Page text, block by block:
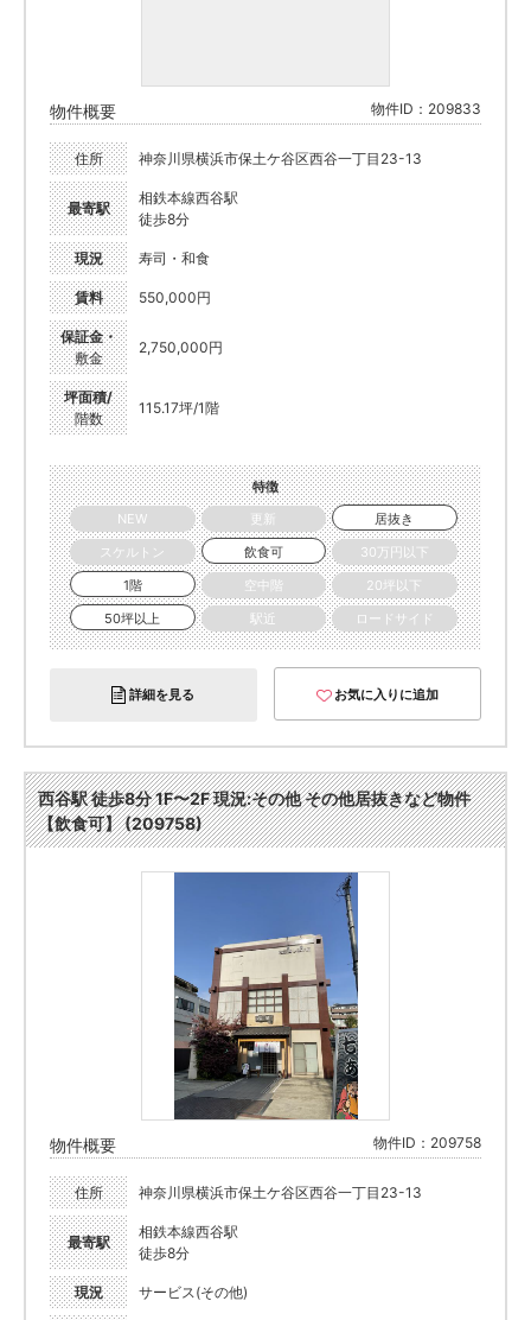
物件概要 物件ID：209833
住所 神奈川県横浜市保土ケ谷区西谷一丁目23-13
最寄駅
相鉄本線西谷駅
徒歩8分
現況 寿司・和食
賃料 550,000円
保証金・
敷金
2,750,000円
坪面積/
階数
115.17坪/1階
特徴
NEW
更新
居抜き
スケルトン
飲食可
30万円以下
1階
空中階
20坪以下
50坪以上
駅近 ロードサイド
詳細を見る お気に入りに追加
西谷駅 徒歩8分 1F〜2F 現況:その他 その他居抜きなど物件
【飲食可】 (209758)
物件概要 物件ID：209758
住所 神奈川県横浜市保土ケ谷区西谷一丁目23-13
最寄駅
相鉄本線西谷駅
徒歩8分
現況 サービス(その他)